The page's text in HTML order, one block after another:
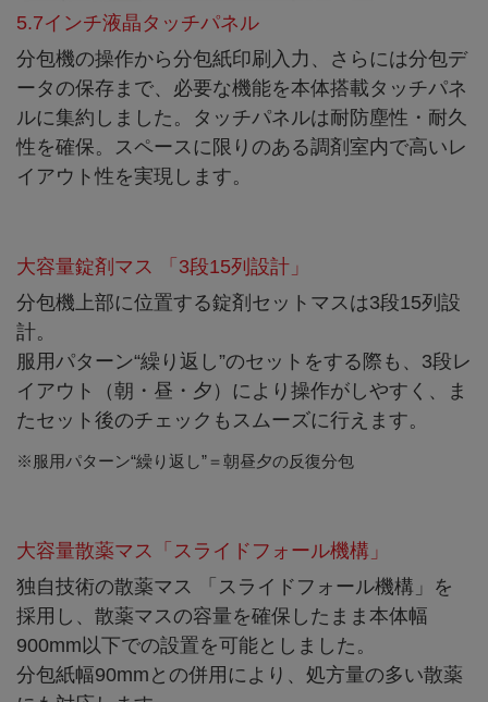
5.7インチ液晶タッチパネル
分包機の操作から分包紙印刷入力、さらには分包デ
ータの保存まで、必要な機能を本体搭載タッチパネ
ルに集約しました。タッチパネルは耐防塵性・耐久
性を確保。スペースに限りのある調剤室内で高いレ
イアウト性を実現します。
大容量錠剤マス 「3段15列設計」
分包機上部に位置する錠剤セットマスは3段15列設
計。
服用パターン“繰り返し”のセットをする際も、3段レ
イアウト（朝・昼・夕）により操作がしやすく、ま
たセット後のチェックもスムーズに行えます。
※服用パターン“繰り返し”＝朝昼夕の反復分包
大容量散薬マス「スライドフォール機構」
独自技術の散薬マス 「スライドフォール機構」を
採用し、散薬マスの容量を確保したまま本体幅
900mm以下での設置を可能としました。
分包紙幅90mmとの併用により、処方量の多い散薬